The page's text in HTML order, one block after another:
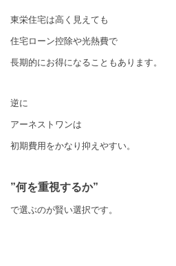
東栄住宅は高く見えても
住宅ローン控除や光熱費で
長期的にお得になることもあります。
逆に
アーネストワンは
初期費用をかなり抑えやすい。
”何を重視するか”
で選ぶのが賢い選択です。